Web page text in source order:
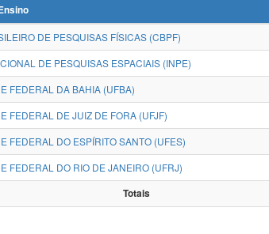
DE PESQUISAS FÍSICAS (CBPF)
DE PESQUISAS ESPACIAIS (INPE)
FEDERAL DA BAHIA (UFBA)
FEDERAL DE JUIZ DE FORA (UFJF)
FEDERAL DO ESPÍRITO SANTO (UFES)
FEDERAL DO RIO DE JANEIRO (UFRJ)
Totais